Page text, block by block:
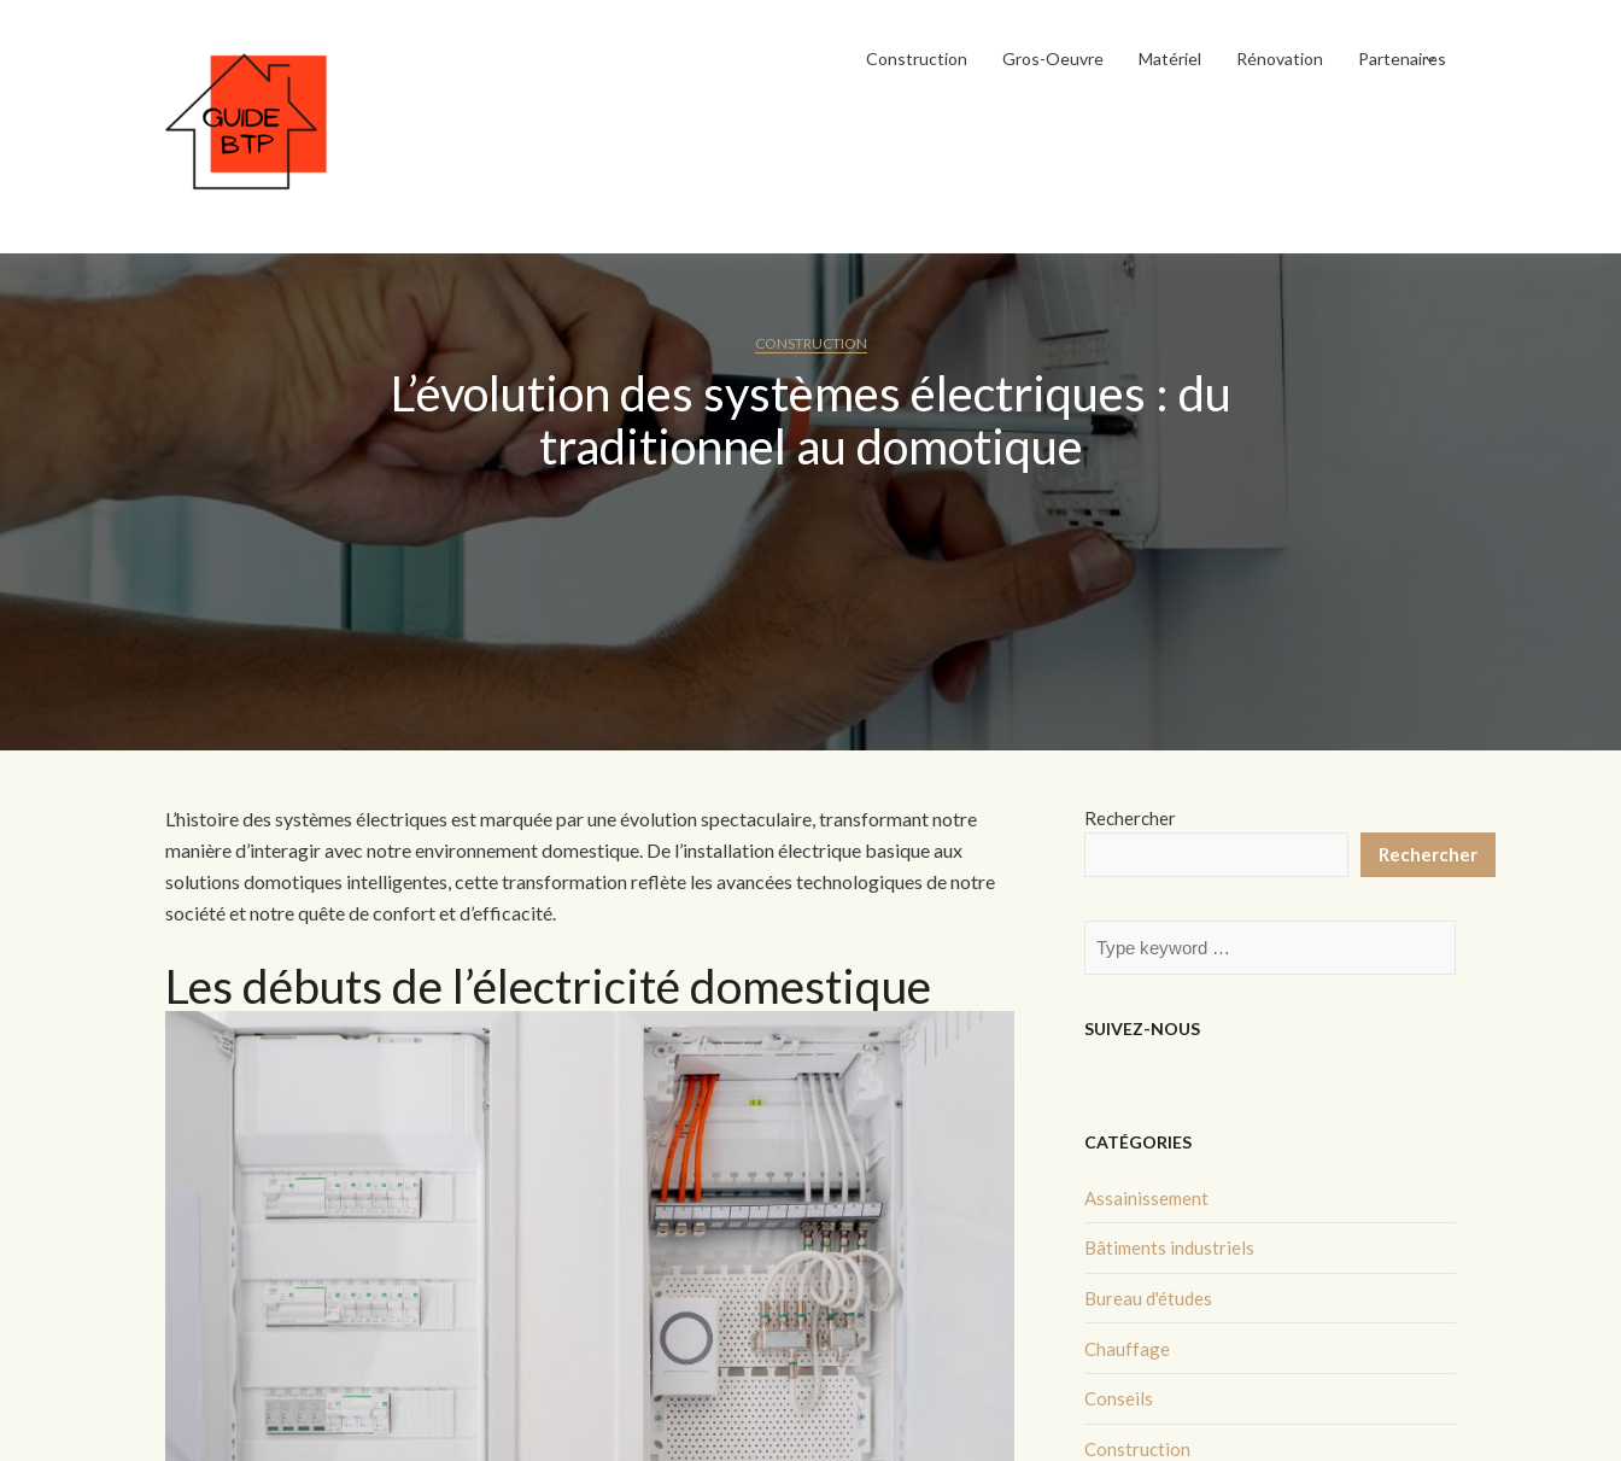
Construction Gros-Oeuvre Matériel Rénovation Partenaires
CONSTRUCTION
L’évolution des systèmes électriques : du
traditionnel au domotique
L’histoire des systèmes électriques est marquée par une évolution spectaculaire, transformant notre
manière d’interagir avec notre environnement domestique. De l’installation électrique basique aux
solutions domotiques intelligentes, cette transformation reflète les avancées technologiques de notre
société et notre quête de confort et d’efficacité.
Les débuts de l’électricité domestique
Rechercher
Rechercher
SUIVEZ-NOUS
CATÉGORIES
Assainissement
Bâtiments industriels
Bureau d'études
Chauffage
Conseils
Construction